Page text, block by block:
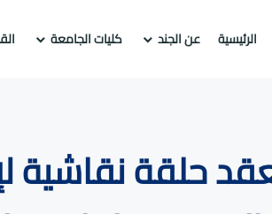
الرئيسية عن الجند كليات الجامعة
حلقة نقاشية